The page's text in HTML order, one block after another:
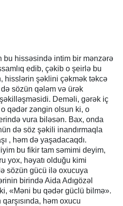
bu hissəsində intim bir mənzərə
edib, çəkib o şeirlə bu
hisslərin şəklini çəkmək təkcə
sözün qələm və ürək
Deməli, gərək iç
qədər zəngin olsun ki, o
vura biləsən. Bax, onda
də söz şəkili inandırmaqla
, həm də yaşadacaqdı.
bu fikir tam səmimi deyim,
yox, həyatı olduğu kimi
sözün gücü ilə oxucuya
birində Aida Adıgözəl
«Məni bu qədər güclü bilmə».
həm oxucu